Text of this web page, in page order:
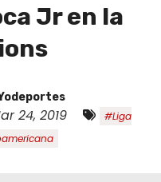
Jr en la
24, 2019
#Liga